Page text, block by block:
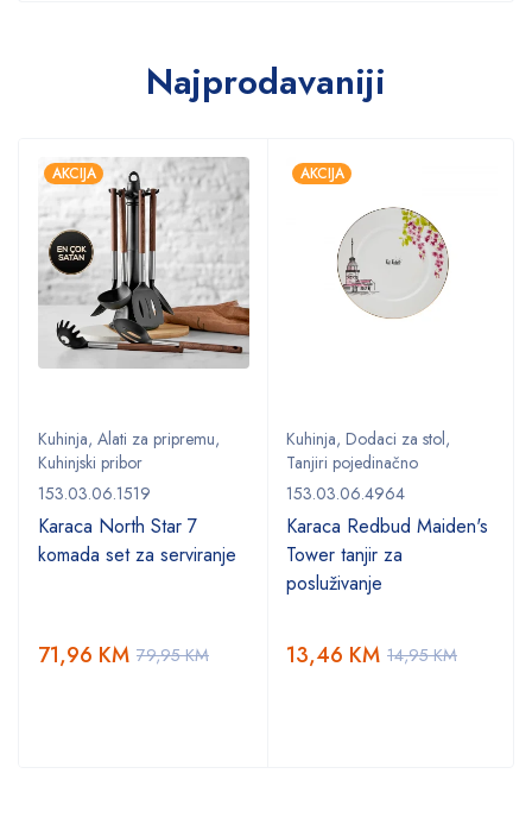
Najprodavaniji
AKCIJA
Kuhinja, Alati za pripremu,
Kuhinjski pribor
153.03.06.1519
Karaca North Star 7
komada set za serviranje
79,95KM
71,96 KM
AKCIJA
Kuhinja, Dodaci za stol,
Tanjiri pojedinačno
153.03.06.4964
Karaca Redbud Maiden's
Tower tanjir za
posluživanje
14,95KM
13,46 KM